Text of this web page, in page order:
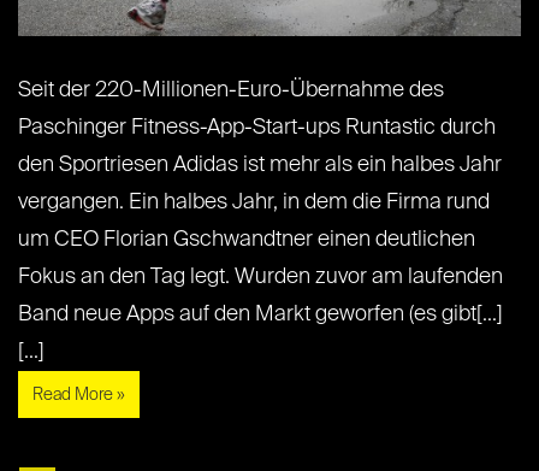
Seit der 220-Millionen-Euro-Übernahme des
Paschinger Fitness-App-Start-ups Runtastic durch
den Sportriesen Adidas ist mehr als ein halbes Jahr
vergangen. Ein halbes Jahr, in dem die Firma rund
um CEO Florian Gschwandtner einen deutlichen
Fokus an den Tag legt. Wurden zuvor am laufenden
Band neue Apps auf den Markt geworfen (es gibt[...]
[...]
Read More »